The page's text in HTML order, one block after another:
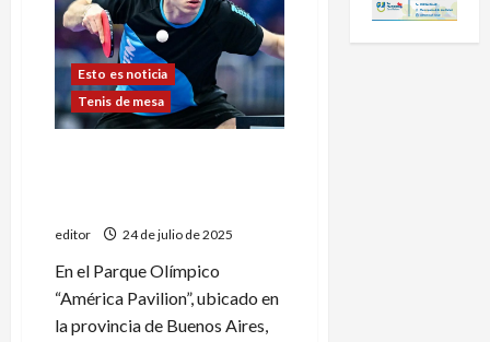
Esto es noticia
Tenis de mesa
editor 24 de julio de 2025
En el Parque Olímpico
“América Pavilion”, ubicado en
la provincia de Buenos Aires,